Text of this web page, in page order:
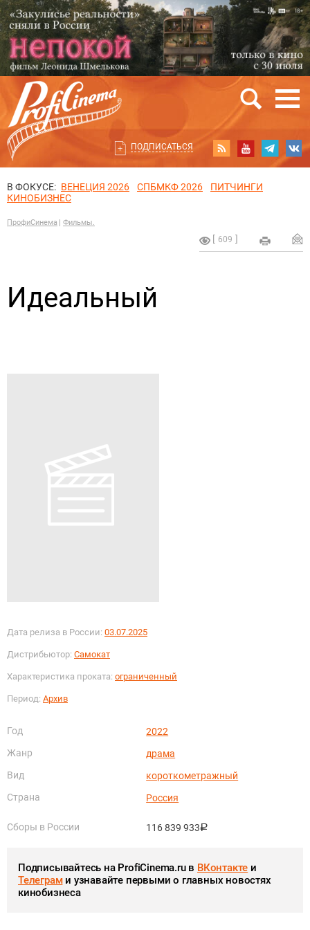
ПОДПИСАТЬСЯ
В ФОКУСЕ: ВЕНЕЦИЯ 2026 СПБМКФ 2026
ПИТЧИНГИ
КИНОБИЗНЕС
ПрофиСинема Фильмы.
609
Идеальный
Дата релиза в России: 03.07.2025
Дистрибьютор: Самокат
Характеристика проката: ограниченный
Период: Архив
Год
2022
Жанр
драма
Вид
короткометражный
Страна
Россия
Сборы в России 116 839 933руб.
Подписывайтесь на ProfiCinema.ru в ВКонтакте и
Телеграми узнавайте первыми о главных новостях
кинобизнеса